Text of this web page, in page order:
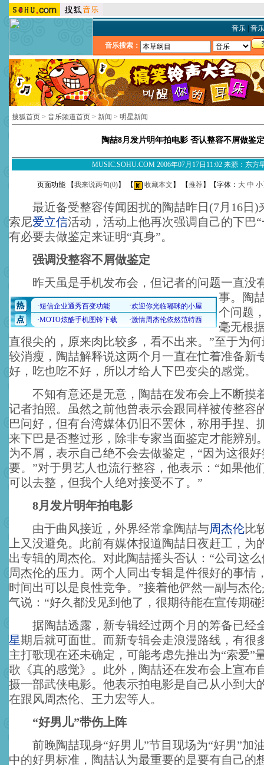
音乐| 音
音乐搜索：
搜狐首页 > 音乐频道首页 > 新闻 > 明星新闻
陶喆8月发片明年拍电影 否认整容不屑做鉴定
MUSIC.SOHU.COM 2006年07月17日11:02 来源：东方
页面功能 【我来说两句(0)】 【 收藏本文 】 【推荐】【字体： 大 中 小
最近备受整容传闻困扰的陶喆昨日(7月16日)
索尼爱立信活动，活动上他再次强调自己的下巴
有必要去做鉴定来证明“真身”。
强调没整容不屑做鉴定
昨天虽是手机发布会，但记者的问题一直没
事。
陶
个问题
毫无根
直很尖的，原来肉比较多，看不出来。”至于为
较消瘦，陶喆解释说这两个月一直在忙着准备新
好，吃也吃不好，所以才给人下巴变尖的感觉。
不知有意还是无意，陶喆在发布会上不断摸
记者拍照。虽然之前他曾表示会跟同样被传整容
巴问好，但有台湾媒体仍旧不罢休，称用手捏、
来下巴是否整过形，除非专家当面鉴定才能辨别
为不屑，表示自己绝不会去做鉴定，“因为这很
要。”对于男艺人也流行整容，他表示：“如果他
可以去整，但我个人绝对接受不了。”
8月发片明年拍电影
由于曲风接近，外界经常拿陶喆与周杰伦比
上又没避免。此前有媒体报道陶喆日夜赶工，为
出专辑的周杰伦。对此陶喆摇头否认：“公司这
周杰伦的压力。两个人同出专辑是件很好的事情
时间出可以是良性竞争。”接着他俨然一副与杰
气说：“好久都没见到他了，很期待能在宣传期碰
据陶喆透露，新专辑经过两个月的筹备已经
星期后就可面世。而新专辑会走浪漫路线，有很
主打歌现在还未确定，可能考虑先推出为“索爱”
歌《真的感觉》。此外，陶喆还在发布会上宣布
摄一部武侠电影。他表示拍电影是自己从小到大
在跟风周杰伦、王力宏等人。
“好男儿”带伤上阵
前晚陶喆现身“好男儿”节目现场为“好男”加
中的好男标准，陶喆认为最重要的是要有自己的